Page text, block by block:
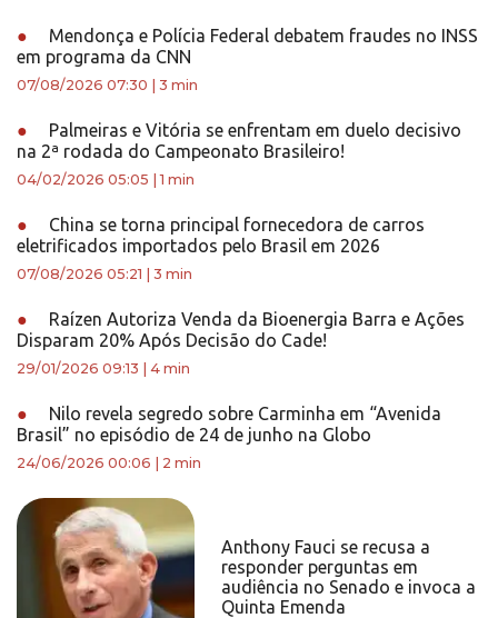
●
Mendonça e Polícia Federal debatem fraudes no INSS
em programa da CNN
07/08/2026 07:30 3 min
●
Palmeiras e Vitória se enfrentam em duelo decisivo
na 2ª rodada do Campeonato Brasileiro!
04/02/2026 05:05 |1 min
●
China se torna principal fornecedora de carros
eletrificados importados pelo Brasil em 2026
07/08/2026 05:21 3 min
●
Raízen Autoriza Venda da Bioenergia Barra e Ações
Disparam 20% Após Decisão do Cade!
29/01/2026 09:13 4 min
●
Nilo revela segredo sobre Carminha em “Avenida
Brasil” no episódio de 24 de junho na Globo
24/06/2026 00:06 2 min
Anthony Fauci se recusa a
responder perguntas em
audiência no Senado e invoca a
Quinta Emenda